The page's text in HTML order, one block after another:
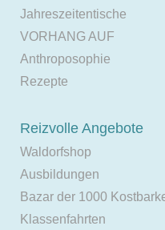
Jahreszeitentische
VORHANG AUF
Anthroposophie
Rezepte
Reizvolle Angebote
Waldorfshop
Ausbildungen
Bazar der 1000
Klassenfahrten